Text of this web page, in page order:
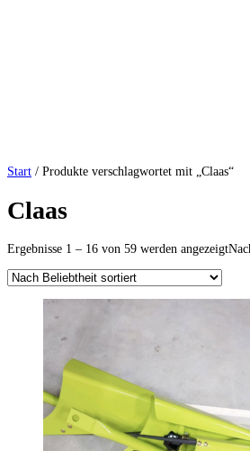
Start / Produkte verschlagwortet mit „Claas“
Claas
Ergebnisse 1 – 16 von 59 werden angezeigt